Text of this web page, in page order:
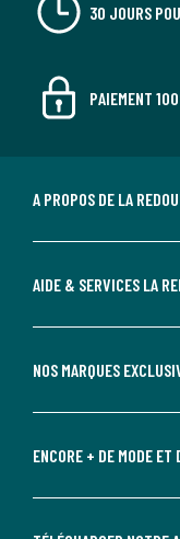
30 JOURS
PAIEMENT
A PROPOS DE LA
AIDE & SERVICES LA
NOS MARQUES
ENCORE + DE MODE ET